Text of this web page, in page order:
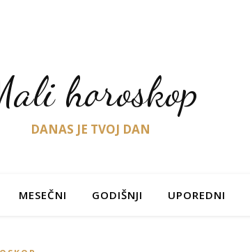
horoskop
DANAS JE TVOJ DAN
MESEČNI GODIŠNJI UPOREDNI